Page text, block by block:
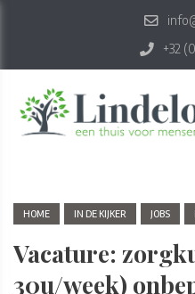
+32
HOME IN DE KIJKER JOBS
Vacature:
30u/week)